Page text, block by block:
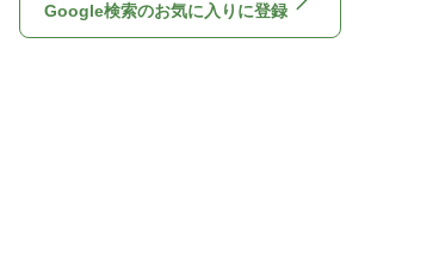
Google検索のお気に入りに登録